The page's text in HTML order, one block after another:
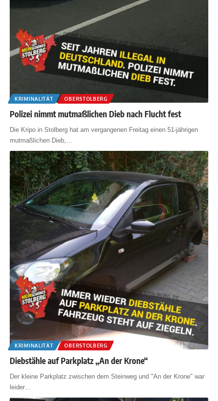
KRIMINALITÄT OBERSTOLBERG
Polizei nimmt mutmaßlichen Dieb nach Flucht fest
Die Kripo in Stolberg hat am vergangenen Freitag einen 51-jährigen
mutmaßlichen Dieb,
KRIMINALITÄT OBERSTOLBERG
Diebstähle auf Parkplatz „An der Krone“
Der kleine Parkplatz zwischen dem Steinweg und "An der Krone" war
leider